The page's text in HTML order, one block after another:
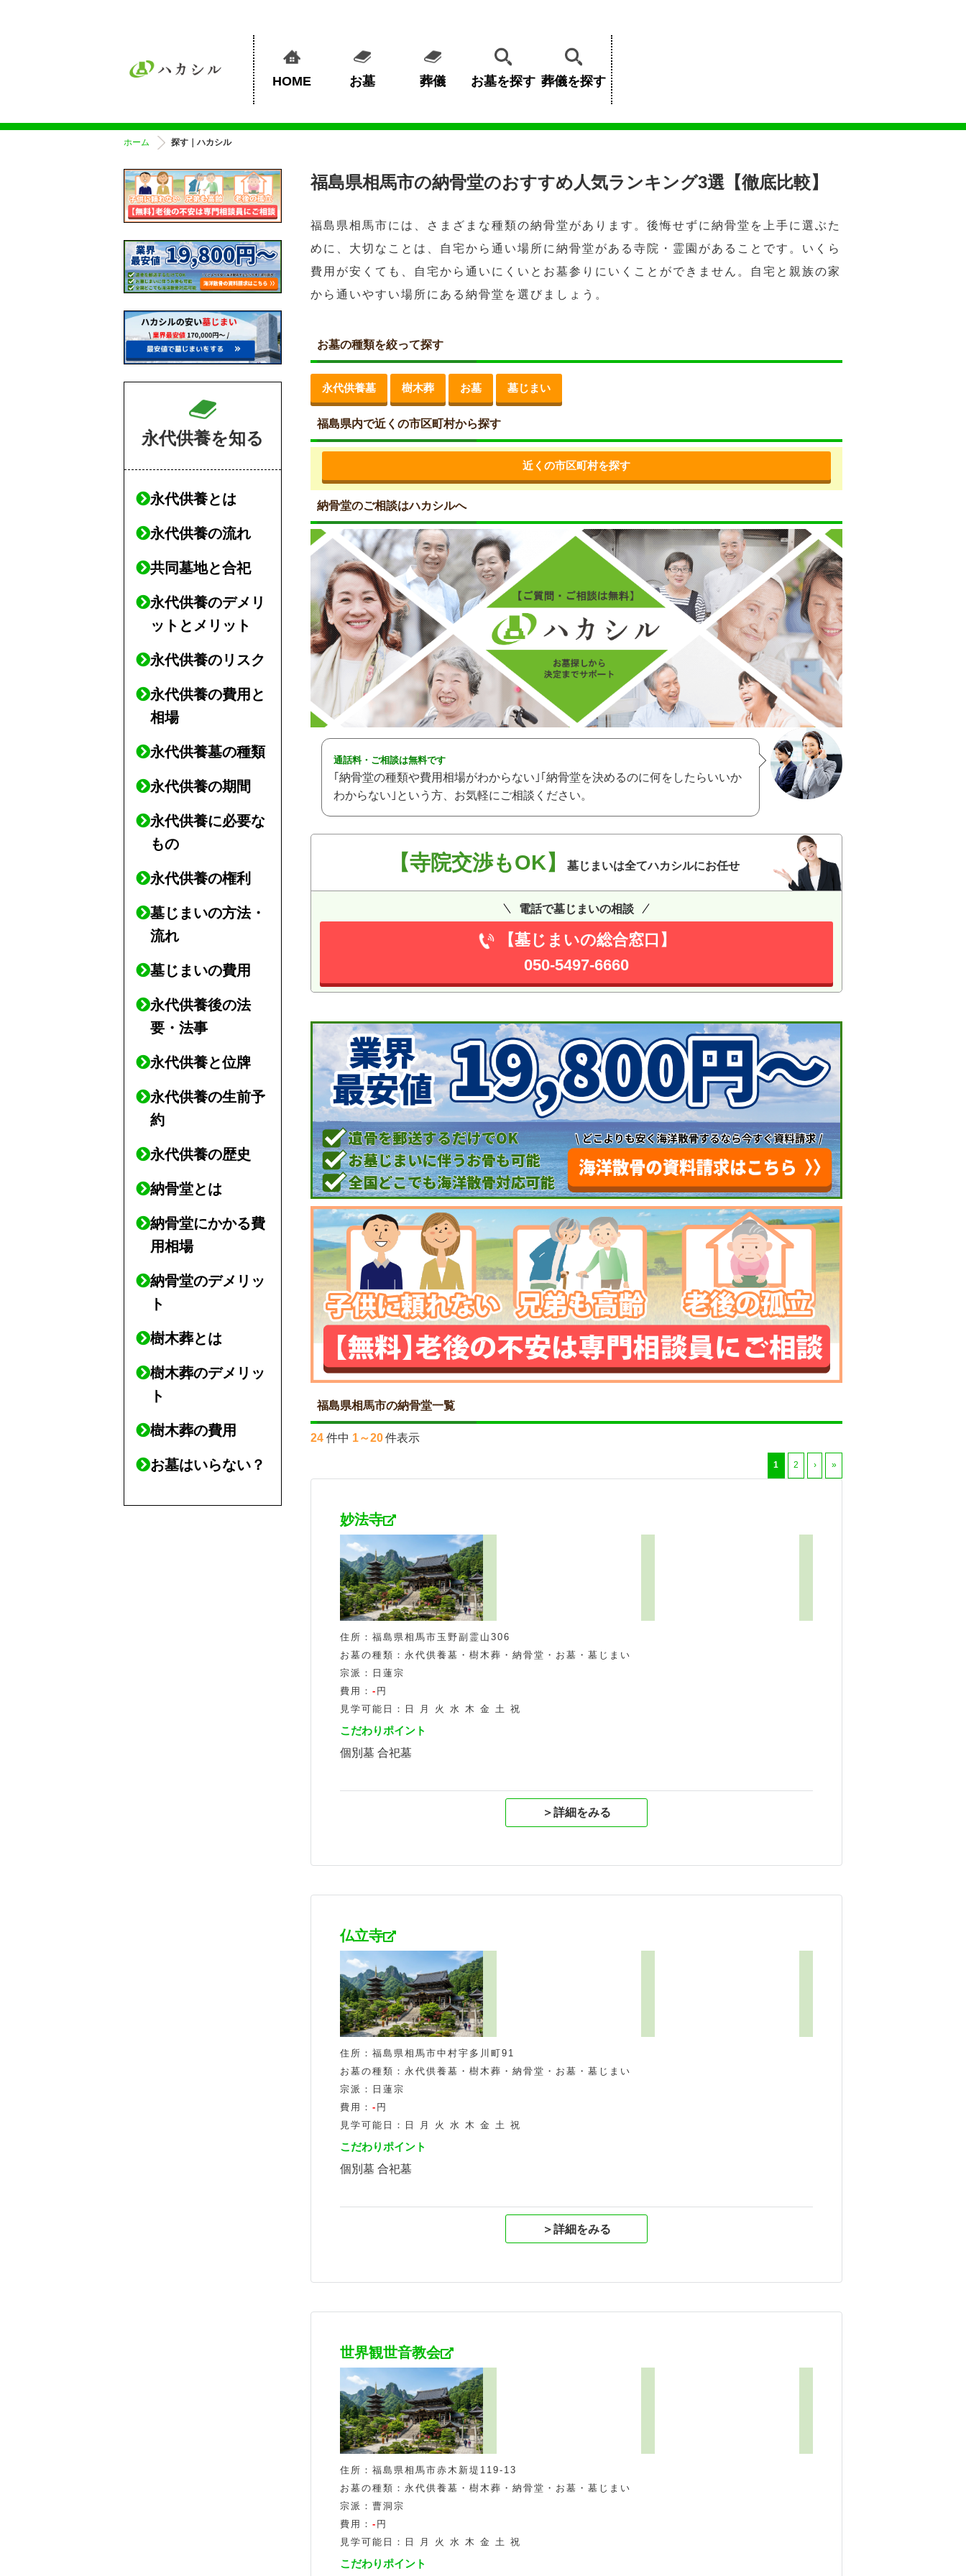
HOME お墓 葬儀 お墓を探す 葬儀を探す
ホーム 探す｜ハカシル
福島県相馬市の納骨堂のおすすめ人気ランキング3選【徹底比較】
福島県相馬市には、さまざまな種類の納骨堂があります。後悔せずに納骨堂を上手に選ぶた
めに、大切なことは、自宅から通い場所に納骨堂がある寺院・霊園があることです。いくら
費用が安くても、自宅から通いにくいとお墓参りにいくことができません。自宅と親族の家
から通いやすい場所にある納骨堂を選びましょう。
お墓の種類を絞って探す
永代供養墓 樹木葬 お墓 墓じまい
福島県内で近くの市区町村から探す
近くの市区町村を探す
納骨堂のご相談はハカシルへ
通話料・ご相談は無料です
｢納骨堂の種類や費用相場がわからない｣｢納骨堂を決めるのに何をしたらいいか
わからない｣という方、お気軽にご相談ください。
【寺院交渉もOK】 墓じまいは全てハカシルにお任せ
電話で墓じまいの相談
【墓じまいの総合窓口】
050-5497-6660
福島県相馬市の納骨堂一覧
24 件中 1～20 件表示
1 2 › »
妙法寺
住所：福島県相馬市玉野副霊山306
お墓の種類：永代供養墓・樹木葬・納骨堂・お墓・墓じまい
宗派：日蓮宗
費用： - 円
見学可能日：日 月 火 水 木 金 土 祝
こだわりポイント
個別墓 合祀墓
＞詳細をみる
仏立寺
住所：福島県相馬市中村宇多川町91
お墓の種類：永代供養墓・樹木葬・納骨堂・お墓・墓じまい
宗派：日蓮宗
費用： - 円
見学可能日：日 月 火 水 木 金 土 祝
こだわりポイント
個別墓 合祀墓
＞詳細をみる
世界観世音教会
住所：福島県相馬市赤木新堤119-13
お墓の種類：永代供養墓・樹木葬・納骨堂・お墓・墓じまい
宗派：曹洞宗
費用： - 円
見学可能日：日 月 火 水 木 金 土 祝
こだわりポイント
永代供養を知る
永代供養とは
永代供養の流れ
共同墓地と合祀
永代供養のデメリ
ットとメリット
永代供養のリスク
永代供養の費用と
相場
永代供養墓の種類
永代供養の期間
永代供養に必要な
もの
永代供養の権利
墓じまいの方法・
流れ
墓じまいの費用
永代供養後の法
要・法事
永代供養と位牌
永代供養の生前予
約
永代供養の歴史
納骨堂とは
納骨堂にかかる費
用相場
納骨堂のデメリッ
ト
樹木葬とは
樹木葬のデメリッ
ト
樹木葬の費用
お墓はいらない？